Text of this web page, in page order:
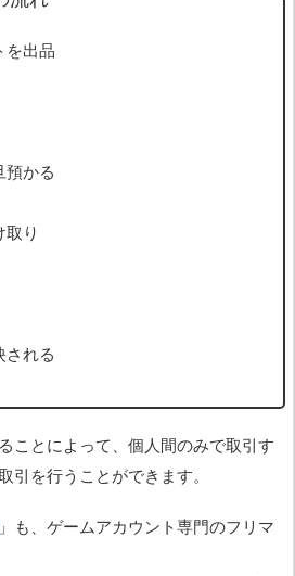
出品
かる
り
れる
ことによって、個人間のみで取引す
引を行うことができます。
も、ゲームアカウント専門のフリマ